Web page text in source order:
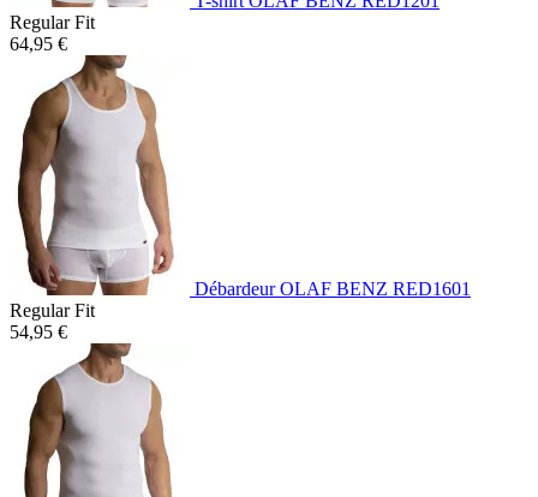
Regular Fit
64,95 €
Débardeur OLAF BENZ RED1601
Regular Fit
54,95 €